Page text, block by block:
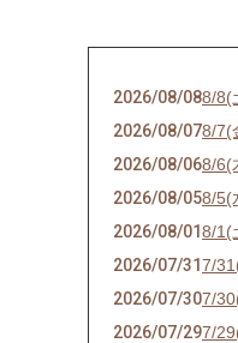
2026/08/088/8(
2026/08/078/7(
2026/08/068/6(
2026/08/058/5(
2026/08/018/1(
2026/07/317/
2026/07/307/
2026/07/297/